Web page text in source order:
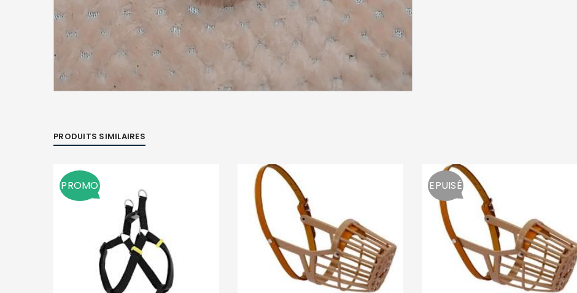
Mot de passe
PRODUITS SIMILAIRES
PROMO EPUISÉ